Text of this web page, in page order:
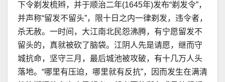
下令剃发梳辫，并于顺治二年(1645年)发布“剃发令”，
并声称“留发不留头”，限十日之内一律剃发，违令者，
杀无赦。一时间，大江南北民怨沸腾，有宁愿留发不
留头的，真就被砍了脑袋。江阴人先是请愿，继而守
城抗命，坚守三月，最后城池被攻破，有十几万人头
落地。“哪里有压迫，哪里就有反抗”，因而发生在满清